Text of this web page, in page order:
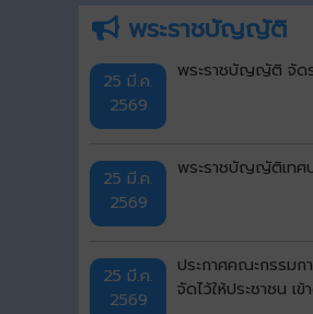
พระราชบัญญัติ
25 มี.ค.
2569
พระราชบัญญัติ จัดร
25 มี.ค.
2569
พระราชบัญญัติเทศ
25 มี.ค.
2569
ประกาศคณะกรรมก
จัดไว้ให้ประชาชน